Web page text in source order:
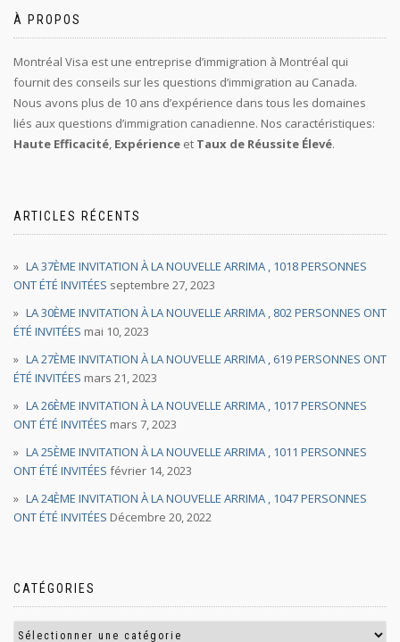
À PROPOS
Montréal Visa est une entreprise d’immigration à Montréal qui
fournit des conseils sur les questions d’immigration au Canada.
Nous avons plus de 10 ans d’expérience dans tous les domaines
liés aux questions d’immigration canadienne. Nos caractéristiques:
Haute Efficacité, Expérience et Taux de Réussite Élevé.
ARTICLES RÉCENTS
LA 37ÈME INVITATION À LA NOUVELLE ARRIMA , 1018 PERSONNES
ONT ÉTÉ INVITÉES septembre 27, 2023
LA 30ÈME INVITATION À LA NOUVELLE ARRIMA , 802 PERSONNES ONT
ÉTÉ INVITÉES mai 10, 2023
LA 27ÈME INVITATION À LA NOUVELLE ARRIMA , 619 PERSONNES ONT
ÉTÉ INVITÉES mars 21, 2023
LA 26ÈME INVITATION À LA NOUVELLE ARRIMA , 1017 PERSONNES
ONT ÉTÉ INVITÉES mars 7, 2023
LA 25ÈME INVITATION À LA NOUVELLE ARRIMA , 1011 PERSONNES
ONT ÉTÉ INVITÉES février 14, 2023
LA 24ÈME INVITATION À LA NOUVELLE ARRIMA , 1047 PERSONNES
ONT ÉTÉ INVITÉES Décembre 20, 2022
CATÉGORIES